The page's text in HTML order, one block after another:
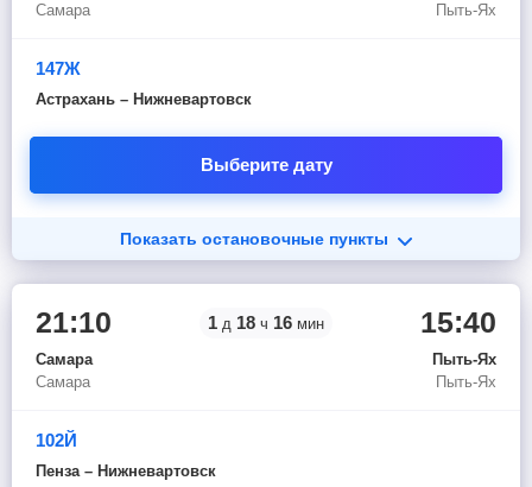
Самара
Пыть-Ях
147Ж
Астрахань – Нижневартовск
Выберите дату
Показать остановочные пункты
21:10
Самара
Самара
1 д 18 ч 16 мин 15:40
Пыть-Ях
Пыть-Ях
102Й
Пенза – Нижневартовск